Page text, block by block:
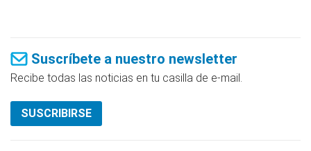
Suscríbete a nuestro newsletter
Recibe todas las noticias en tu casilla de e-mail.
SUSCRIBIRSE